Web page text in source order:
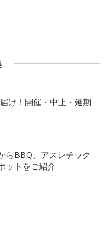
け！開催・中止・延期
らBBQ、アスレチック
ットをご紹介